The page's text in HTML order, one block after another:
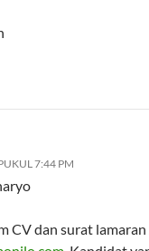
7:44 PM
CV dan surat